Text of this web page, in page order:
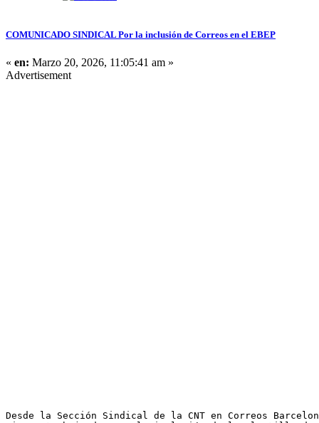
COMUNICADO SINDICAL Por la inclusión de Correos en el EBEP
« en: Marzo 20, 2026, 11:05:41 am »
Advertisement
Desde la Sección Sindical de la CNT en Correos